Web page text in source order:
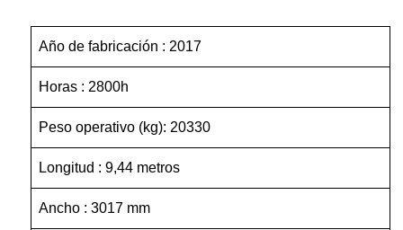
Año de fabricación : 2017
Horas : 2800h
Peso operativo (kg): 20330
Longitud : 9,44 metros
Ancho : 3017 mm